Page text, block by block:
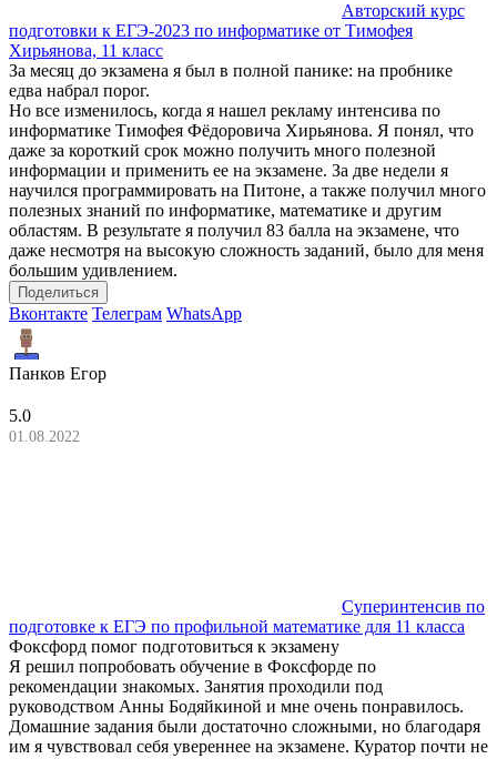
Авторский курс
подготовки к ЕГЭ-2023 по информатике от Тимофея
Хирьянова, 11 класс
За месяц до экзамена я был в полной панике: на пробнике
едва набрал порог.
Но все изменилось, когда я нашел рекламу интенсива по
информатике Тимофея Фёдоровича Хирьянова. Я понял, что
даже за короткий срок можно получить много полезной
информации и применить ее на экзамене. За две недели я
научился программировать на Питоне, а также получил много
полезных знаний по информатике, математике и другим
областям. В результате я получил 83 балла на экзамене, что
даже несмотря на высокую сложность заданий, было для меня
большим удивлением.
Поделиться
Вконтакте Телеграм WhatsApp
Панков Егор
5.0
01.08.2022
Суперинтенсив по
подготовке к ЕГЭ по профильной математике для 11 класса
Фоксфорд помог подготовиться к экзамену
Я решил попробовать обучение в Фоксфорде по
рекомендации знакомых. Занятия проходили под
руководством Анны Бодяйкиной и мне очень понравилось.
Домашние задания были достаточно сложными, но благодаря
им я чувствовал себя увереннее на экзамене. Куратор почти не